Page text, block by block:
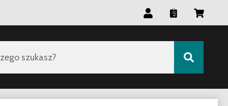
szukasz?